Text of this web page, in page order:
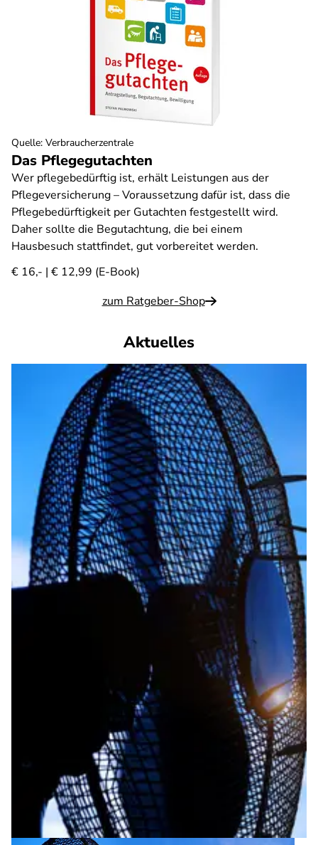
Das Pflegegutachten
Wer pflegebedürftig ist, erhält Leistungen aus der
Pflegeversicherung – Voraussetzung dafür ist, dass die
Pflegebedürftigkeit per Gutachten festgestellt wird.
Daher sollte die Begutachtung, die bei einem
Hausbesuch stattfindet, gut vorbereitet werden.
€ 16,- | € 12,99 (E-Book)
zum Ratgeber-Shop
Quelle: Verbraucherzentrale
Aktuelles